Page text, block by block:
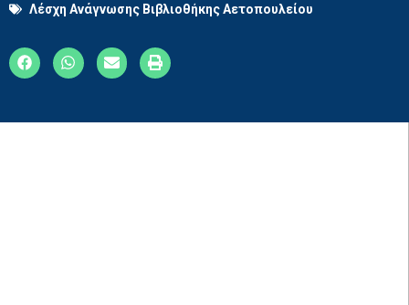
Λέσχη Ανάγνωσης Βιβλιοθήκης Αετοπουλείου